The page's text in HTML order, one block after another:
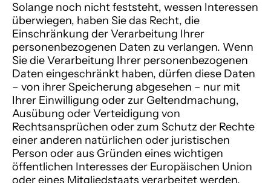
Solange noch nicht feststeht, wessen Interessen
überwiegen, haben Sie das Recht, die
Einschränkung der Verarbeitung Ihrer
personenbezogenen Daten zu verlangen. Wenn
Sie die Verarbeitung Ihrer personenbezogenen
Daten eingeschränkt haben, dürfen diese Daten
– von ihrer Speicherung abgesehen – nur mit
Ihrer Einwilligung oder zur Geltendmachung,
Ausübung oder Verteidigung von
Rechtsansprüchen oder zum Schutz der Rechte
einer anderen natürlichen oder juristischen
Person oder aus Gründen eines wichtigen
öffentlichen Interesses der Europäischen Union
oder eines Mitgliedstaats verarbeitet werden.